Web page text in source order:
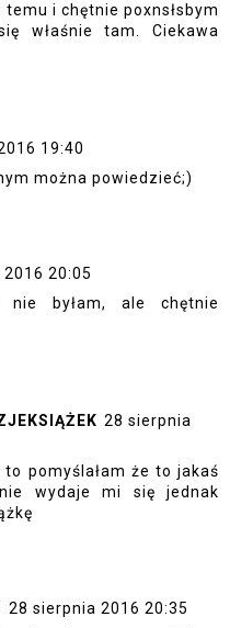
temu i chętnie poxnsłsbym
właśnie tam. Ciekawa
19:40
można powiedzieć;)
20:05
byłam, ale chętnie
28 sierpnia
pomyślałam że to jakaś
wydaje mi się jednak
28 sierpnia 2016 20:35